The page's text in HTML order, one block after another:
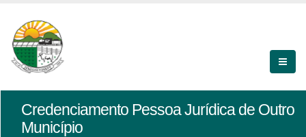
Credenciamento Pessoa Jurídica de Outro
Município